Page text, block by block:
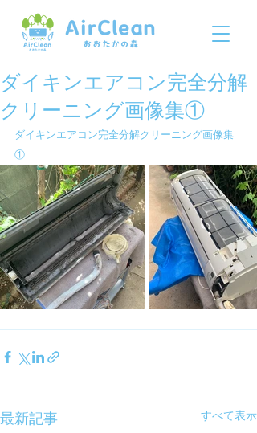
ダイキンエアコン完全分解
クリーニング画像集①
ダイキンエアコン完全分解クリーニング画像集
①
最新記事 すべて表示